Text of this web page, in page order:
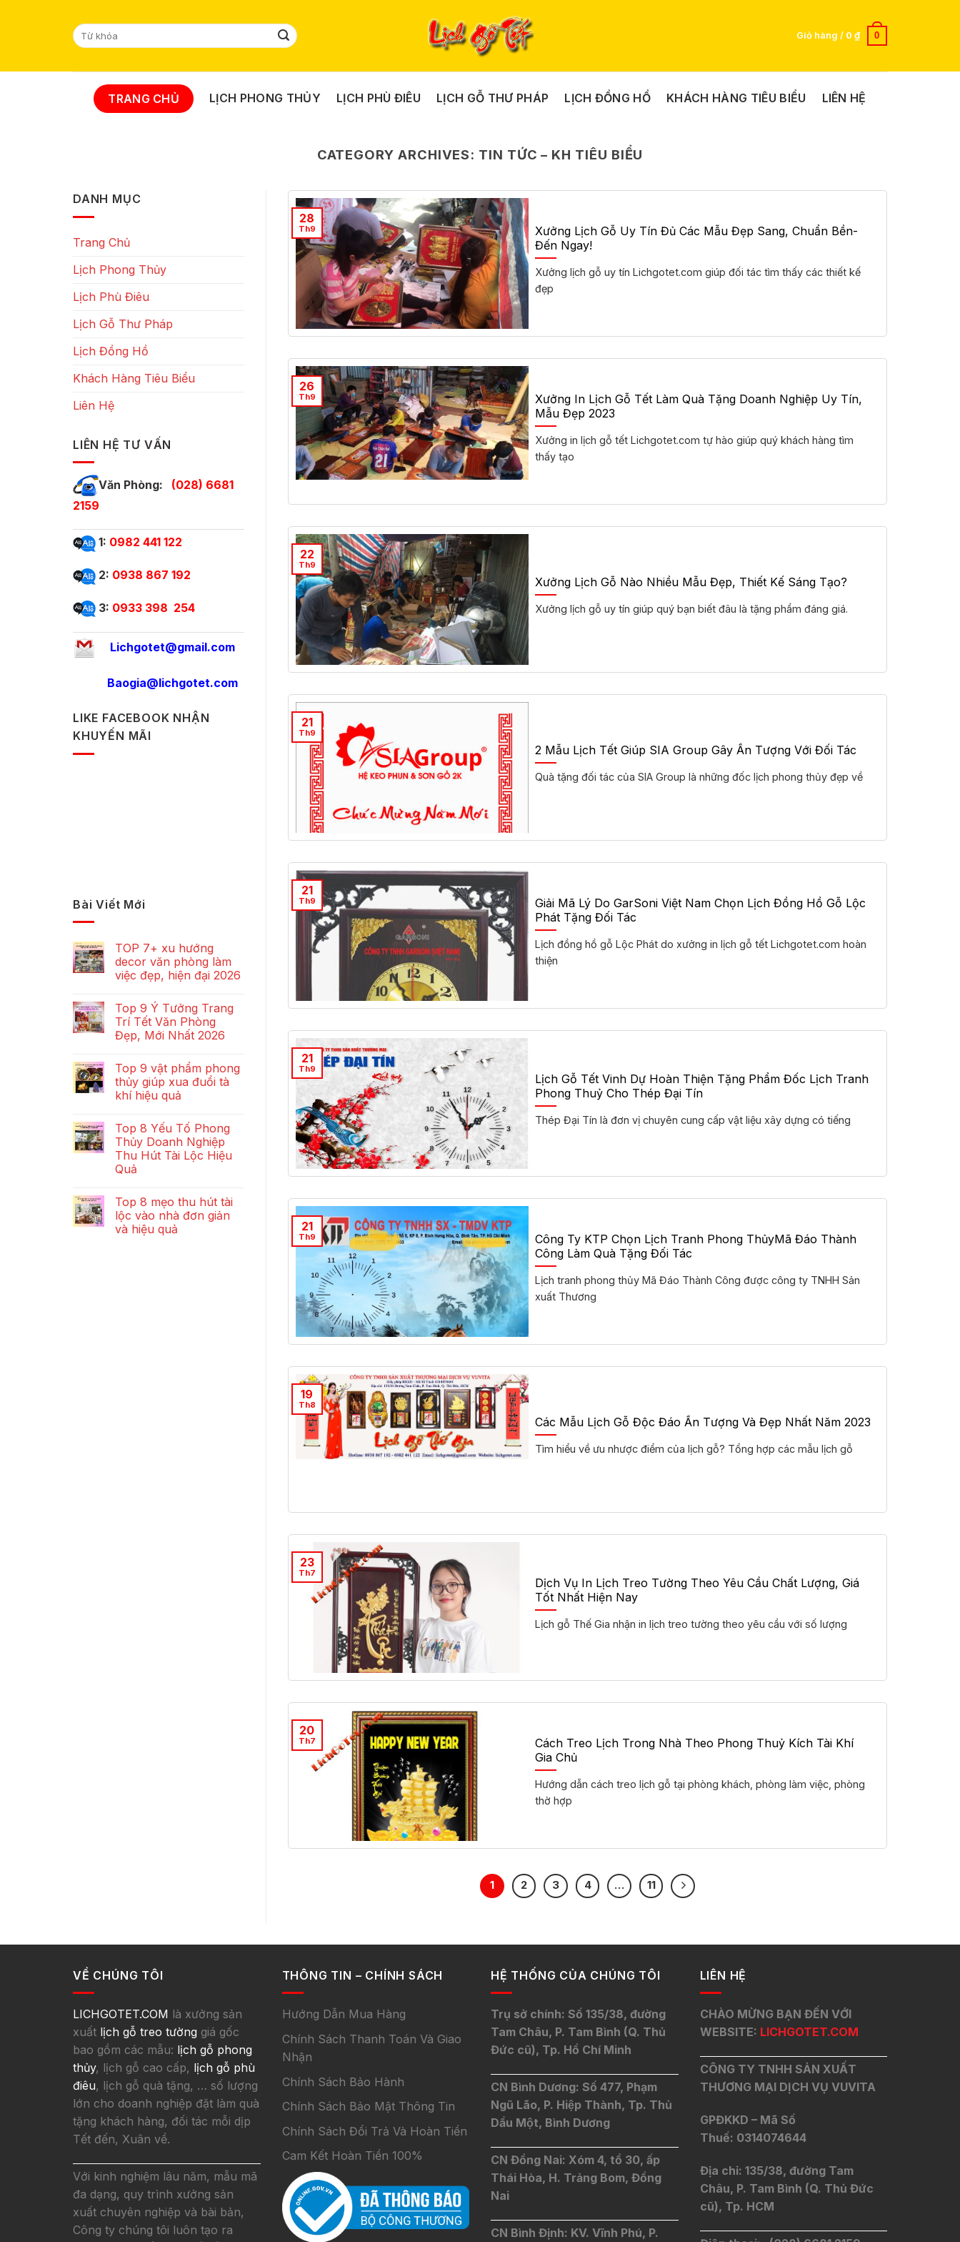
Tìm
kiếm:
Giỏ hàng / 0 ₫ 0
TRANG CHỦ LỊCH PHONG THỦY LỊCH PHÙ ĐIÊU LỊCH GỖ THƯ PHÁP LỊCH ĐỒNG HỒ KHÁCH HÀNG TIÊU BIỂU LIÊN HỆ
CATEGORY ARCHIVES: TIN TỨC – KH TIÊU BIỂU
DANH MỤC
Trang Chủ
Lịch Phong Thủy
Lịch Phù Điêu
Lịch Gỗ Thư Pháp
Lịch Đồng Hồ
Khách Hàng Tiêu Biểu
Liên Hệ
LIÊN HỆ TƯ VẤN
Văn Phòng: (028) 6681
2159
1: 0982 441 122
2: 0938 867 192
3: 0933 398 254
Lichgotet@gmail.com
Baogia@lichgotet.com
LIKE FACEBOOK NHẬN
KHUYẾN MÃI
Bài Viết Mới
TOP 7+ xu hướng
decor văn phòng làm
việc đẹp, hiện đại 2026
Top 9 Ý Tưởng Trang
Trí Tết Văn Phòng
Đẹp, Mới Nhất 2026
Top 9 vật phẩm phong
thủy giúp xua đuổi tà
khí hiệu quả
Top 8 Yếu Tố Phong
Thủy Doanh Nghiệp
Thu Hút Tài Lộc Hiệu
Quả
Top 8 mẹo thu hút tài
lộc vào nhà đơn giản
và hiệu quả
Xưởng Lịch Gỗ Uy Tín Đủ Các Mẫu Đẹp Sang, Chuẩn Bền-
Đến Ngay!
Xưởng lịch gỗ uy tín Lichgotet.com giúp đối tác tìm thấy các thiết kế
đẹp
28
Th9
Xưởng In Lịch Gỗ Tết Làm Quà Tặng Doanh Nghiệp Uy Tín,
Mẫu Đẹp 2023
Xưởng in lịch gỗ tết Lichgotet.com tự hào giúp quý khách hàng tìm
thấy tạo
26
Th9
Xưởng Lịch Gỗ Nào Nhiều Mẫu Đẹp, Thiết Kế Sáng Tạo?
Xưởng lịch gỗ uy tín giúp quý bạn biết đâu là tặng phẩm đáng giá.
22
Th9
2 Mẫu Lịch Tết Giúp SIA Group Gây Ấn Tượng Với Đối Tác
Quà tặng đối tác của SIA Group là những đốc lịch phong thủy đẹp về
21
Th9
Giải Mã Lý Do GarSoni Việt Nam Chọn Lịch Đồng Hồ Gỗ Lộc
Phát Tặng Đối Tác
Lịch đồng hồ gỗ Lộc Phát do xưởng in lịch gỗ tết Lichgotet.com hoàn
thiện
21
Th9
Lịch Gỗ Tết Vinh Dự Hoàn Thiện Tặng Phẩm Đốc Lịch Tranh
Phong Thuỷ Cho Thép Đại Tín
Thép Đại Tín là đơn vị chuyên cung cấp vật liệu xây dựng có tiếng
21
Th9
Công Ty KTP Chọn Lịch Tranh Phong ThủyMã Đáo Thành
Công Làm Quà Tặng Đối Tác
Lịch tranh phong thủy Mã Đáo Thành Công được công ty TNHH Sản
xuất Thương
21
Th9
Các Mẫu Lịch Gỗ Độc Đáo Ấn Tượng Và Đẹp Nhất Năm 2023
Tìm hiểu về ưu nhược điểm của lịch gỗ? Tổng hợp các mẫu lịch gỗ
19
Th8
Dịch Vụ In Lịch Treo Tường Theo Yêu Cầu Chất Lượng, Giá
Tốt Nhất Hiện Nay
Lịch gỗ Thế Gia nhận in lịch treo tường theo yêu cầu với số lượng
23
Th7
Cách Treo Lịch Trong Nhà Theo Phong Thuỷ Kích Tài Khí
Gia Chủ
Hướng dẫn cách treo lịch gỗ tại phòng khách, phòng làm việc, phòng
thờ hợp
20
Th7
1 2 3 4 … 11
VỀ CHÚNG TÔI
LICHGOTET.COM là xưởng sản
xuất lịch gỗ treo tường giá gốc
bao gồm các mẫu: lịch gỗ phong
thủy, lịch gỗ cao cấp, lịch gỗ phù
điêu, lịch gỗ quà tặng, … số lượng
lớn cho doanh nghiệp đặt làm quà
tặng khách hàng, đối tác mỗi dịp
Tết đến, Xuân về.
Với kinh nghiệm lâu năm, mẫu mã
đa dạng, quy trình xưởng sản
xuất chuyên nghiệp và bài bản,
Công ty chúng tôi luôn tạo ra
THÔNG TIN – CHÍNH SÁCH
Hướng Dẫn Mua Hàng
Chính Sách Thanh Toán Và Giao
Nhận
Chính Sách Bảo Hành
Chính Sách Bảo Mật Thông Tin
Chính Sách Đổi Trả Và Hoàn Tiền
Cam Kết Hoàn Tiền 100%
HỆ THỐNG CỦA CHÚNG TÔI
Trụ sở chính: Số 135/38, đường
Tam Châu, P. Tam Bình (Q. Thủ
Đức cũ), Tp. Hồ Chí Minh
CN Bình Dương: Số 477, Phạm
Ngũ Lão, P. Hiệp Thành, Tp. Thủ
Dầu Một, Bình Dương
CN Đồng Nai: Xóm 4, tổ 30, ấp
Thái Hòa, H. Trảng Bom, Đồng
Nai
CN Bình Định: KV. Vĩnh Phú, P.
LIÊN HỆ
CHÀO MỪNG BẠN ĐẾN VỚI
WEBSITE: LICHGOTET.COM
CÔNG TY TNHH SẢN XUẤT
THƯƠNG MẠI DỊCH VỤ VUVITA
GPĐKKD – Mã Số
Thuế: 0314074644
Địa chỉ: 135/38, đường Tam
Châu, P. Tam Bình (Q. Thủ Đức
cũ), Tp. HCM